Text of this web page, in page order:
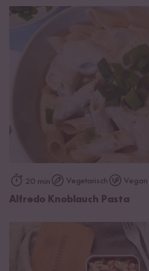
20 min Vegetarisch Vegan
Alfredo Knoblauch Pasta